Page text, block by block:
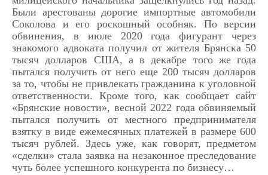
Были арестованы дорогие импортные автомобили
Соколова и его роскошный особняк. По версии
обвинения, в июле 2020 года фигурант через
знакомого адвоката получил от жителя Брянска 50
тысяч долларов США, а в декабре того же года
пытался получить от него еще 200 тысяч долларов
за то, чтобы не привлекать гражданина к уголовной
ответственности. Кроме того, как сообщает сайт
«Брянские новости», весной 2022 года обвиняемый
пытался получить от местного предпринимателя
взятку в виде ежемесячных платежей в размере 600
тысяч рублей. Здесь уже, как говорят, предметом
«сделки» стала заявка на незаконное преследование
чуть более успешного конкурента по бизнесу…